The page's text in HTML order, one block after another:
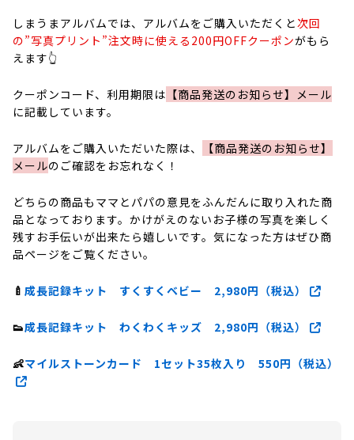
しまうまアルバムでは、アルバムをご購入いただくと次回
の”写真プリント”注文時に使える200円OFFクーポンがもら
えます👆
クーポンコード、利用期限は 【商品発送のお知らせ】メール
に記載しています。
アルバムをご購入いただいた際は、
【商品発送のお知らせ】
メールのご確認をお忘れなく！
どちらの商品もママとパパの意見をふんだんに取り入れた商
品となっております。かけがえのないお子様の写真を楽しく
残すお手伝いが出来たら嬉しいです。気になった方はぜひ商
品ページをご覧ください。
🍼 成長記録キット すくすくベビー 2,980円（税込）
👟成長記録キット わくわくキッズ 2,980円（税込）
👶マイルストーンカード 1セット35枚入り 550円（税込）